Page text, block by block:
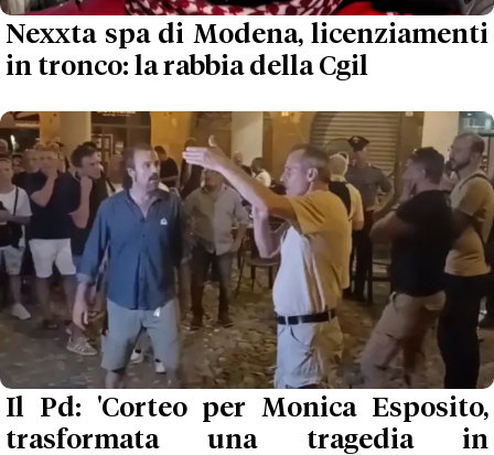
Nexxta spa di Modena, licenziamenti
in tronco: la rabbia della Cgil
Il Pd: 'Corteo per Monica Esposito,
trasformata una tragedia in